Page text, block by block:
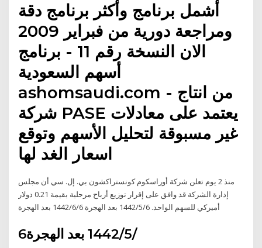
أشمل برنامج وأكثر برنامج دقة
ومراجعة دورية من فبراير 2009
الان النسخة رقم 11 - برنامج
أسهم السعودية
ashomsaudi.com - من انتاج
شركة PASE يعتمد على معادلات
غير مسبوقة لتحليل الأسهم وتوقع
اسعار الغد لها
منذ 2 يوم تعلن شركة أوراسكوم كونستراكشون بي. إل. سي أن مجلس
إدارة الشركة قد وافق على إقرار توزيع أرباح مرحلية بقيمة 0.21 دولار
أميركي للسهم الواحد. 6‏‏/5‏‏/1442 بعد الهجرة 6‏‏/6‏‏/1442 بعد الهجرة
6‏‏/5‏‏/1442 بعد الهجرة